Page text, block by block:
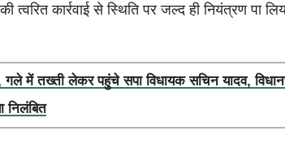
त्वरित कार्रवाई से स्थिति पर जल्द ही नियंत्रण पा
गले में तख्ती लेकर पहुंचे सपा विधायक सचिन यादव,
निलंबित